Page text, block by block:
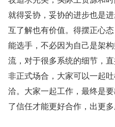
就得妥协，妥协的进步也是
互了解也有价值。得摆正心
能选手，不必因为自己是架
流，对于很多系统的细节，
非正式场合，大家可以一起
洽。大家一起工作，最终是
了信任才能更好合作，出更多